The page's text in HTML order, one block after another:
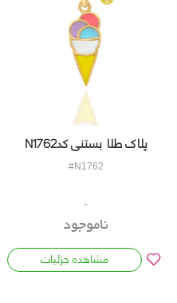
پلاک طلا بستنی کدN1762
#N1762
ناموجود
مشاهده جزئیات